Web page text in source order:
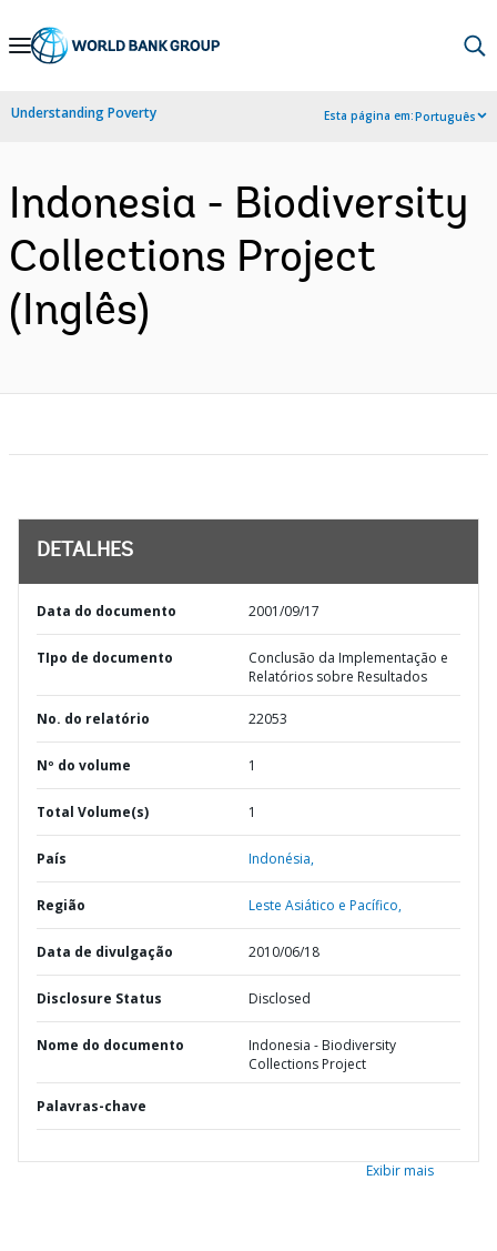
Skip
Navigation
Understanding Poverty Esta página em:Português
Indonesia - Biodiversity
Collections Project
(Inglês)
DETALHES
Data do documento 2001/09/17
TIpo de documento
Conclusão da Implementação e
Relatórios sobre Resultados
No. do relatório 22053
Nº do volume 1
Total Volume(s) 1
País Indonésia,
Região Leste Asiático e Pacífico,
Data de divulgação 2010/06/18
Disclosure Status Disclosed
Nome do documento
Indonesia - Biodiversity
Collections Project
Palavras-chave
Exibir mais